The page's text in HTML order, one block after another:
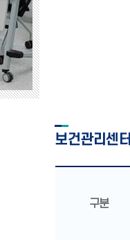
보건관리센
구분